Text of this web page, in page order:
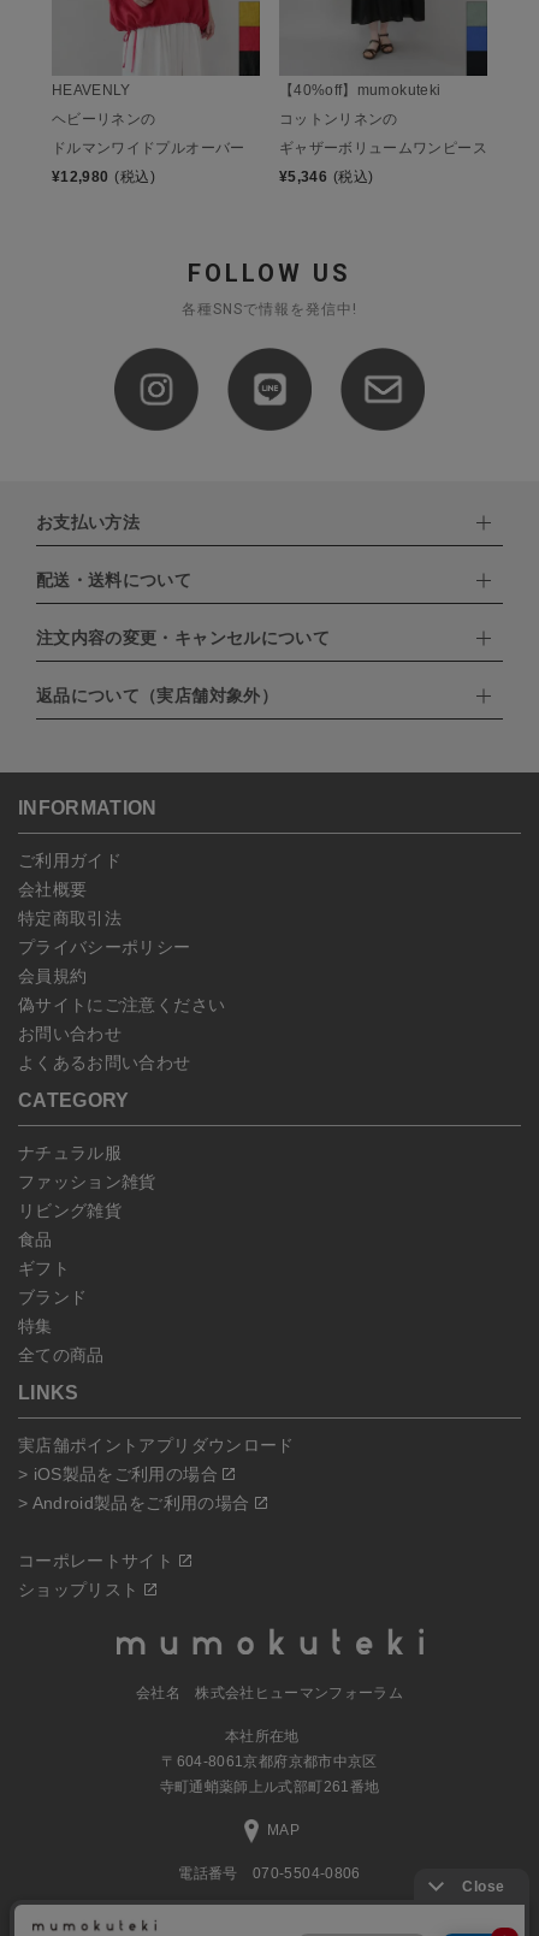
HEAVENLY
ヘビーリネンの
ドルマンワイドプルオーバー
¥12,980 (税込)
【40%off】mumokuteki
コットンリネンの
ギャザーボリュームワンピース
¥5,346 (税込)
FOLLOW US
各種SNSで情報を発信中!
お支払い方法
下記お支払い方法よりお選びいただけます。
・クレジットカード（VISA,mastercard,JCB,AMERICAN
EXPRESS,Diners Club）
・PayPay
・NP後払い
配送・送料について
配達業者：日本郵便
北海道：1,400円
沖縄：1,400円
注文内容の変更・キャンセルについて
ご注文日当日から翌日のAM9:00までにご連絡頂いた場合はキャン
セルは可能です。
ンセルしていただいた後、ご希望の商品のみ再度ご注文お願いしま
予約商品など一部キャンセルが出来ない場合がございます。あらか
じめご了承ください。
返品について（実店舗対象外）
こちらよりご依頼ください。
INFORMATION
ご利用ガイド
会社概要
特定商取引法
プライバシーポリシー
会員規約
偽サイトにご注意ください
お問い合わせ
よくあるお問い合わせ
CATEGORY
ナチュラル服
ファッション雑貨
リビング雑貨
食品
ギフト
ブランド
特集
全ての商品
LINKS
実店舗ポイントアプリダウンロード
> iOS製品をご利用の場合
> Android製品をご利用の場合
コーポレートサイト
ショップリスト
会社名 株式会社ヒューマンフォーラム
本社所在地
〒604-8061京都府京都市中京区
寺町通蛸薬師上ル式部町261番地
MAP
電話番号 070-5504-0806
営業時間 11:00～17:30（土日休業）